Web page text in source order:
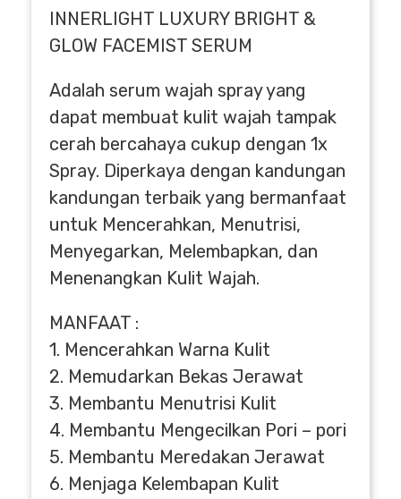
INNERLIGHT LUXURY BRIGHT &
GLOW FACEMIST SERUM
Adalah serum wajah spray yang
dapat membuat kulit wajah tampak
cerah bercahaya cukup dengan 1x
Spray. Diperkaya dengan kandungan
kandungan terbaik yang bermanfaat
untuk Mencerahkan, Menutrisi,
Menyegarkan, Melembapkan, dan
Menenangkan Kulit Wajah.
MANFAAT :
1. Mencerahkan Warna Kulit
2. Memudarkan Bekas Jerawat
3. Membantu Menutrisi Kulit
4. Membantu Mengecilkan Pori – pori
5. Membantu Meredakan Jerawat
6. Menjaga Kelembapan Kulit